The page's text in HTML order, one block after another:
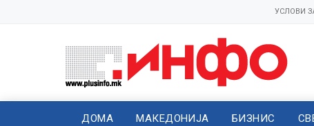
УСЛОВИ
ДОМА МАКЕДОНИЈА БИЗНИС